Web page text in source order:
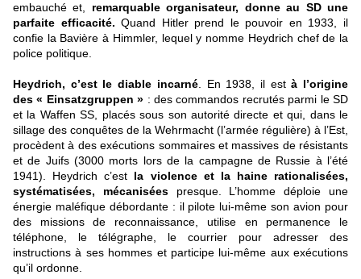
embauché et, remarquable organisateur, donne au SD une
parfaite efficacité. Quand Hitler prend le pouvoir en 1933, il
confie la Bavière à Himmler, lequel y nomme Heydrich chef de la
police politique.
Heydrich, c’est le diable incarné. En 1938, il està l’origine
des « Einsatzgruppen » : des commandos recrutés parmi le SD
et la Waffen SS, placés sous son autorité directe et qui, dans le
sillage des conquêtes de la Wehrmacht (l’armée régulière) à l’Est,
procèdent à des exécutions sommaires et massives de résistants
et de Juifs (3000 morts lors de la campagne de Russie à l’été
1941). Heydrich c’est la violence et la haine rationalisées,
systématisées, mécaniséespresque. L’homme déploie une
énergie maléfique débordante : il pilote lui-même son avion pour
des missions de reconnaissance, utilise en permanence le
téléphone, le télégraphe, le courrier pour adresser des
instructions à ses hommes et participe lui-même aux exécutions
qu’il ordonne.